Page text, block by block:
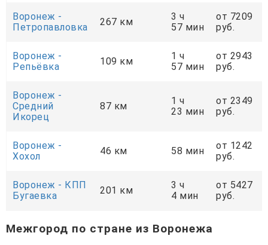
Воронеж -
Петропавловка
267 км
3 ч
57 мин
от 7209
руб.
Воронеж -
Репьёвка
109 км
1 ч
57 мин
от 2943
руб.
Воронеж -
Средний
Икорец
87 км
1 ч
23 мин
от 2349
руб.
Воронеж -
Хохол
46 км 58 мин
от 1242
руб.
Воронеж - КПП
Бугаевка
201 км
3 ч
4 мин
от 5427
руб.
Межгород по стране из Воронежа